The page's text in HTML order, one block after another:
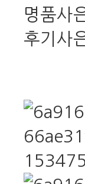
명품사
후기사